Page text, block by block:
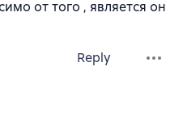
от того , является он
Reply